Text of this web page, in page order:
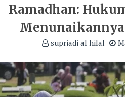
Ramadhan:
supriadi al hilal